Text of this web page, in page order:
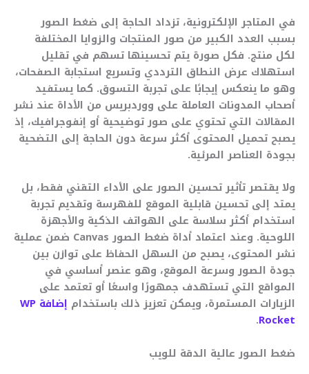
في المتاجر الإلكترونية، تزداد الحاجة إلى ضغط الصور
بسبب العدد الكبير من صور المنتجات والزوايا المختلفة
لكل منتج. فكل صورة يتم تحسينها تسهم في تقليل
استهلاك عرض النطاق الترددي وتسريع استجابة الصفحات،
وهو ما ينعكس إيجابًا على تجربة التسوق. كما يستفيد
أصحاب المدونات العاملة على ووردبريس من الأداة عند نشر
المقالات التي تحتوي على صور توضيحية أو إنفوجرافيك، إذ
يصبح تحميل المحتوى أكثر سرعة دون الحاجة إلى التضحية
بجودة العناصر المرئية.
ولا يقتصر تأثير تحسين الصور على الأداء التقني فقط، بل
يمتد إلى تحسين قابلية الموقع للفهرسة وتقديم تجربة
استخدام أكثر سلاسة على الهواتف الذكية والأجهزة
اللوحية. وعند اعتماد أداة ضغط الصور Canvas ضمن عملية
نشر المحتوى، يصبح من السهل الحفاظ على توازن بين
جودة الصور وسرعة الموقع، وهو عنصر أساسي في
المواقع التي تستهدف جمهورًا واسعًا أو تعتمد على
الزيارات المستمرة، ويمكن تعزيز ذلك باستخدام
إضافة WP
Rocket
.
ضغط الصور عالية الدقة للويب